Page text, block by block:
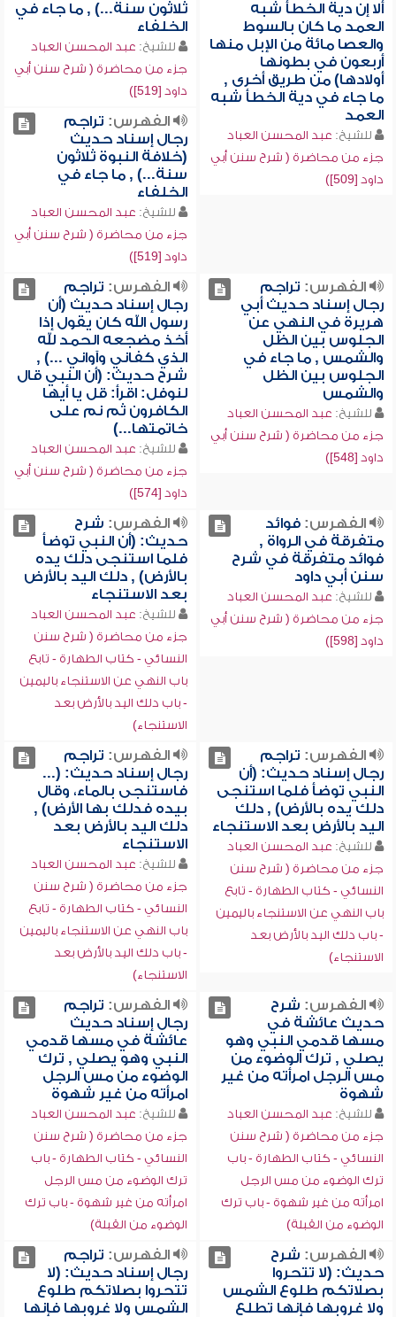
ألا إن دية الخطأ شبه
العمد ما كان بالسوط
والعصا مائة من الإبل منها
أربعون في بطونها
أولادها) من طريق أخرى ,
ما جاء في دية الخطأ شبه
العمد
للشيخ: عبد المحسن العباد
جزء من محاضرة ( شرح سنن أبي
داود [509])
ثلاثون سنة...) , ما جاء في
الخلفاء
للشيخ: عبد المحسن العباد
جزء من محاضرة ( شرح سنن أبي
داود [519])
الفهرس: تراجم
رجال إسناد حديث
(خلافة النبوة ثلاثون
سنة...) , ما جاء في
الخلفاء
للشيخ: عبد المحسن العباد
جزء من محاضرة ( شرح سنن أبي
داود [519])
الفهرس: تراجم
رجال إسناد حديث أبي
هريرة في النهي عن
الجلوس بين الظل
والشمس , ما جاء في
الجلوس بين الظل
والشمس
للشيخ: عبد المحسن العباد
جزء من محاضرة ( شرح سنن أبي
داود [548])
الفهرس: تراجم
رجال إسناد حديث (أن
رسول الله كان يقول إذا
أخذ مضجعه الحمد لله
الذي كفاني وآواني ...) ,
شرح حديث: (أن النبي قال
لنوفل: اقرأ: قل يا أيها
الكافرون ثم نم على
خاتمتها...)
للشيخ: عبد المحسن العباد
جزء من محاضرة ( شرح سنن أبي
داود [574])
الفهرس:فوائد
متفرقة في الرواة ,
فوائد متفرقة في شرح
سنن أبي داود
للشيخ: عبد المحسن العباد
جزء من محاضرة ( شرح سنن أبي
داود [598])
الفهرس: شرح
حديث: (أن النبي توضأ
فلما استنجى دلك يده
بالأرض) , دلك اليد بالأرض
بعد الاستنجاء
للشيخ: عبد المحسن العباد
جزء من محاضرة ( شرح سنن
النسائي - كتاب الطهارة - تابع
باب النهي عن الاستنجاء باليمين
- باب دلك اليد بالأرض بعد
الاستنجاء)
الفهرس: تراجم
رجال إسناد حديث: (أن
النبي توضأ فلما استنجى
دلك يده بالأرض) , دلك
اليد بالأرض بعد الاستنجاء
للشيخ: عبد المحسن العباد
جزء من محاضرة ( شرح سنن
النسائي - كتاب الطهارة - تابع
باب النهي عن الاستنجاء باليمين
- باب دلك اليد بالأرض بعد
الاستنجاء)
الفهرس: تراجم
رجال إسناد حديث: (...
فاستنجى بالماء، وقال
بيده فدلك بها الأرض) ,
دلك اليد بالأرض بعد
الاستنجاء
للشيخ: عبد المحسن العباد
جزء من محاضرة ( شرح سنن
النسائي - كتاب الطهارة - تابع
باب النهي عن الاستنجاء باليمين
- باب دلك اليد بالأرض بعد
الاستنجاء)
الفهرس: شرح
حديث عائشة في
مسها قدمي النبي وهو
يصلي , ترك الوضوء من
مس الرجل امرأته من غير
شهوة
للشيخ: عبد المحسن العباد
جزء من محاضرة ( شرح سنن
النسائي - كتاب الطهارة - باب
ترك الوضوء من مس الرجل
امرأته من غير شهوة - باب ترك
الوضوء من القبلة)
الفهرس: تراجم
رجال إسناد حديث
عائشة في مسها قدمي
النبي وهو يصلي , ترك
الوضوء من مس الرجل
امرأته من غير شهوة
للشيخ: عبد المحسن العباد
جزء من محاضرة ( شرح سنن
النسائي - كتاب الطهارة - باب
ترك الوضوء من مس الرجل
امرأته من غير شهوة - باب ترك
الوضوء من القبلة)
الفهرس: شرح
حديث: (لا تتحروا
بصلاتكم طلوع الشمس
ولا غروبها فإنها تطلع
الفهرس: تراجم
رجال إسناد حديث: (لا
تتحروا بصلاتكم طلوع
الشمس ولا غروبها فإنها